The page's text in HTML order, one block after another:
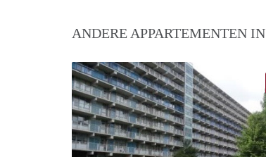
ANDERE APPARTEMENTEN IN